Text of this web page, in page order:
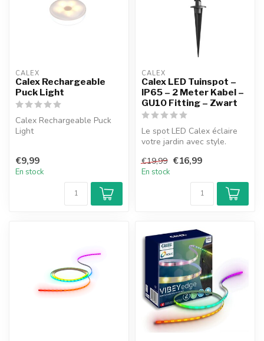
CALEX
Calex Rechargeable
Puck Light
Calex Rechargeable Puck
Light
€9,99
En stock
CALEX
Calex LED Tuinspot –
IP65 – 2 Meter Kabel –
GU10 Fitting – Zwart
Le spot LED Calex éclaire
votre jardin avec style.
€19,99 €16,99
En stock